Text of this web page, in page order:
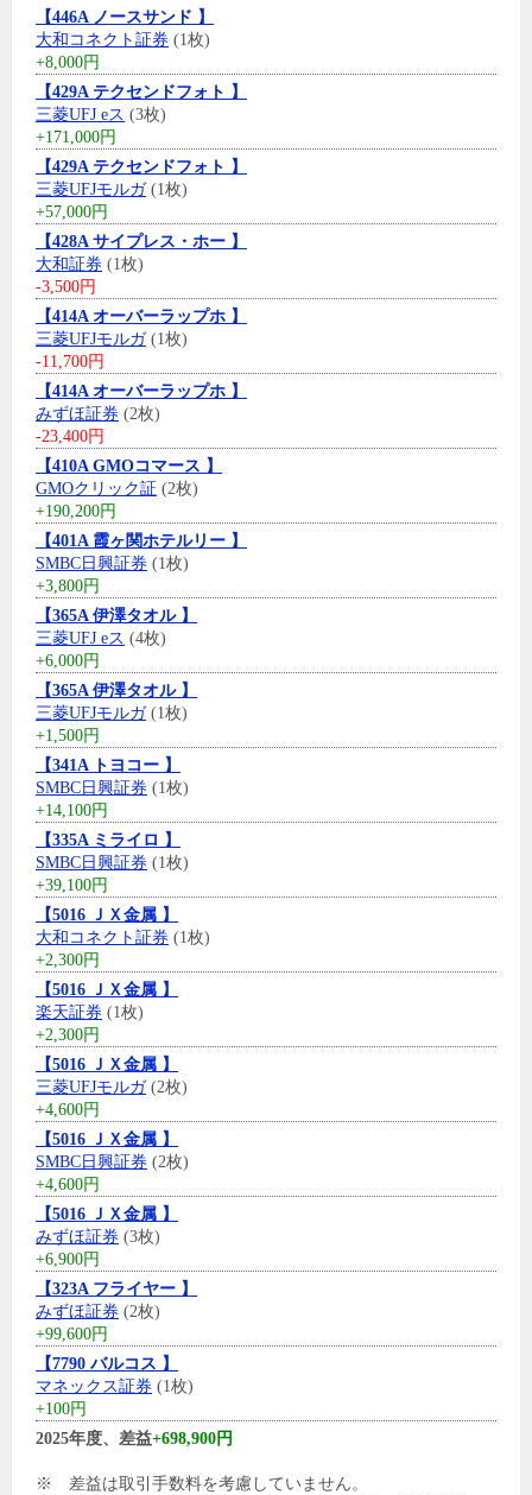
【446A ノースサンド 】
大和コネクト証券 (1枚)
+8,000円
【429A テクセンドフォト 】
三菱UFJ eス (3枚)
+171,000円
【429A テクセンドフォト 】
三菱UFJモルガ(1枚)
+57,000円
【428A サイプレス・ホー 】
大和証券 (1枚)
-3,500円
【414A オーバーラップホ 】
三菱UFJモルガ(1枚)
-11,700円
【414A オーバーラップホ 】
みずほ証券 (2枚)
-23,400円
【410A GMOコマース 】
GMOクリック証 (2枚)
+190,200円
【401A 霞ヶ関ホテルリー 】
SMBC日興証券 (1枚)
+3,800円
【365A 伊澤タオル 】
三菱UFJ eス (4枚)
+6,000円
【365A 伊澤タオル 】
三菱UFJモルガ(1枚)
+1,500円
【341A トヨコー 】
SMBC日興証券 (1枚)
+14,100円
【335A ミライロ 】
SMBC日興証券 (1枚)
+39,100円
【5016 ＪＸ金属 】
大和コネクト証券 (1枚)
+2,300円
【5016 ＪＸ金属 】
楽天証券 (1枚)
+2,300円
【5016 ＪＸ金属 】
三菱UFJモルガ(2枚)
+4,600円
【5016 ＪＸ金属 】
SMBC日興証券 (2枚)
+4,600円
【5016 ＪＸ金属 】
みずほ証券 (3枚)
+6,900円
【323A フライヤー 】
みずほ証券 (2枚)
+99,600円
【7790 バルコス 】
マネックス証券 (1枚)
+100円
2025年度、差益+698,900円
※ 差益は取引手数料を考慮していません。